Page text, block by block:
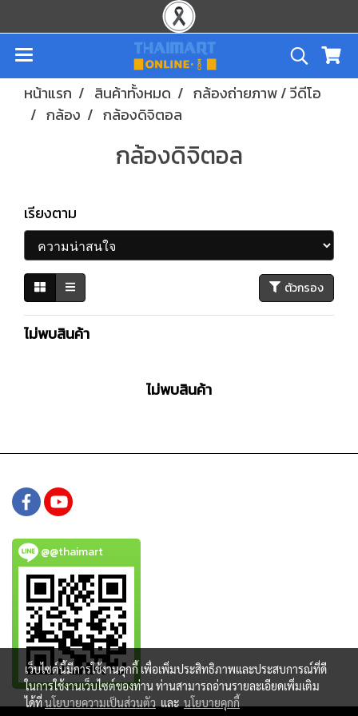
หน้าแรก สินค้าทั้งหมด
กล้องถ่ายภาพ / วีดีโอ
กล้อง
กล้องดิจิตอล
กล้องดิจิตอล
เรียงตาม
ตัวกรอง
ไม่พบสินค้า
ไม่พบสินค้า
@@thaimart
เว็บไซต์นี้มีการใช้งานคุกกี้ เพื่อเพิ่มประสิทธิภาพและประสบการณ์ที่ดี
ในการใช้งานเว็บไซต์ของท่าน ท่านสามารถอ่านรายละเอียดเพิ่มเติม
ได้ที่นโยบายความเป็นส่วนตัว และ นโยบายคุกกี้